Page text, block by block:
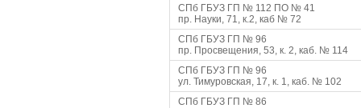
СПб ГБУЗ ГП № 112 ПО № 41
пр. Науки, 71, к.2, каб № 72
СПб ГБУЗ ГП № 96
пр. Просвещения, 53, к. 2, каб. № 114
СПб ГБУЗ ГП № 96
ул. Тимуровская, 17, к. 1, каб. № 102
СПб ГБУЗ ГП № 86